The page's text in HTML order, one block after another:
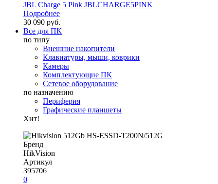
JBL Charge 5 Pink JBLCHARGE5PINK
Подробнее
30 090 руб.
Все для ПК
по типу
Внешние накопители
Клавиатуры, мыши, коврики
Камеры
Комплектующие ПК
Сетевое оборудование
по назначению
Периферия
Графические планшеты
Хит!
Бренд
HikVision
Артикул
395706
0